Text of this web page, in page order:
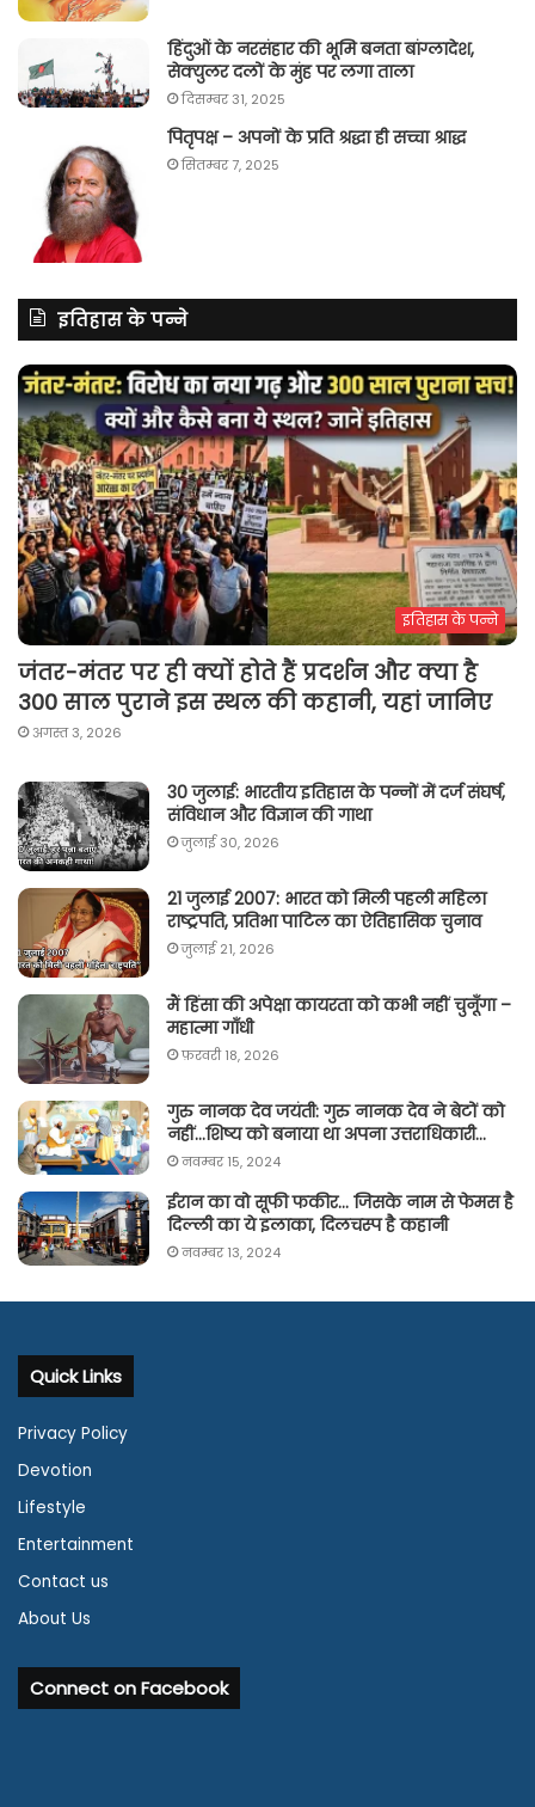
हिंदुओं के नरसंहार की भूमि बनता बांग्लादेश,
सेक्युलर दलों के मुंह पर लगा ताला
दिसम्बर 31, 2025
पितृपक्ष – अपनों के प्रति श्रद्धा ही सच्चा श्राद्ध
सितम्बर 7, 2025
इतिहास के पन्ने
इतिहास के पन्ने
जंतर-मंतर पर ही क्यों होते हैं प्रदर्शन और क्या है
300 साल पुराने इस स्थल की कहानी, यहां जानिए
अगस्त 3, 2026
30 जुलाई: भारतीय इतिहास के पन्नों में दर्ज संघर्ष,
संविधान और विज्ञान की गाथा
जुलाई 30, 2026
21 जुलाई 2007: भारत को मिली पहली महिला
राष्ट्रपति, प्रतिभा पाटिल का ऐतिहासिक चुनाव
जुलाई 21, 2026
मैं हिंसा की अपेक्षा कायरता को कभी नहीं चुनूँगा –
महात्मा गाँधी
फ़रवरी 18, 2026
गुरु नानक देव जयंती: गुरु नानक देव ने बेटों को
नहीं…शिष्य को बनाया था अपना उत्तराधिकारी…
नवम्बर 15, 2024
ईरान का वो सूफी फकीर… जिसके नाम से फेमस है
दिल्ली का ये इलाका, दिलचस्प है कहानी
नवम्बर 13, 2024
Quick Links
Privacy Policy
Devotion
Lifestyle
Entertainment
Contact us
About Us
Connect on Facebook